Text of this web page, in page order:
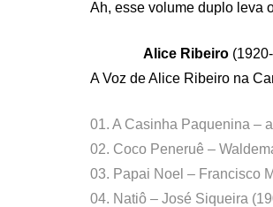
Ah, esse volume duplo leva
Alice Ribeiro
A Voz de Alice Ribeiro na
01. A Casinha Paquenina –
02. Coco Peneruê –
03. Papai Noel – Francisco
04. Natiô – José Siqueira